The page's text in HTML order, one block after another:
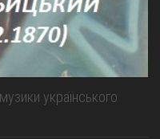
українського